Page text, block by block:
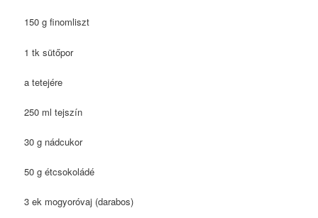
150 g finomliszt
1 tk sütőpor
a tetejére
250 ml tejszín
30 g nádcukor
50 g étcsokoládé
3 ek mogyoróvaj (darabos)